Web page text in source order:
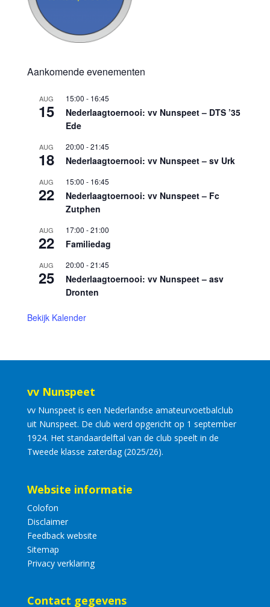
Aankomende evenementen
AUG
15
15:00 - 16:45
Nederlaagtoernooi: vv Nunspeet – DTS ’35
Ede
AUG
18
20:00 -21:45
Nederlaagtoernooi: vv Nunspeet – sv Urk
AUG
22
15:00 - 16:45
Nederlaagtoernooi: vv Nunspeet – Fc
Zutphen
AUG
22
17:00 -21:00
Familiedag
AUG
25
20:00 -21:45
Nederlaagtoernooi: vv Nunspeet – asv
Dronten
Bekijk Kalender
vv Nunspeet
vv Nunspeet is een Nederlandse amateurvoetbalclub
uit Nunspeet. De club werd opgericht op 1 september
1924. Het standaardelftal van de club speelt in de
Tweede klasse zaterdag (2025/26).
Website informatie
Colofon
Disclaimer
Feedback website
Sitemap
Privacy verklaring
Contact gegevens